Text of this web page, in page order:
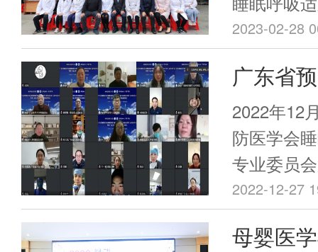
妇儿保健
州、阳江
40名学员
眠障碍及
（以下简
城区中新
广州乡村
办的“睡眠
——2023年
活动”于
成功举办。
2023-02-28
广东省
与相关
第三届
湾区睡
利举办！
2022年12
防医学会
专业委员
届大湾区
上形式成
2022-12-27
母婴医